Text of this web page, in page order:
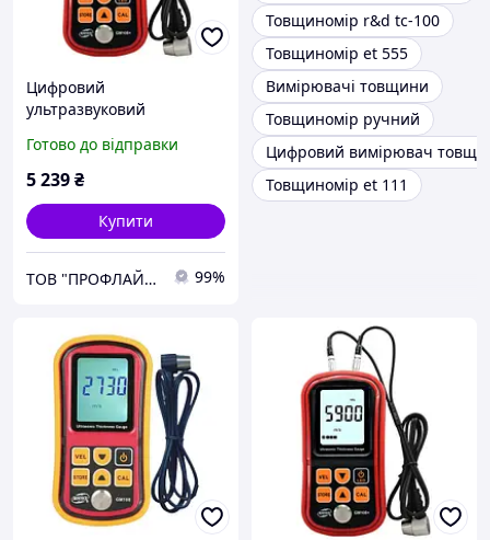
Цифровий
ультразвуковий
BENETECH GM100X
Готово до відправки
5 239₴
Купити
ТОВ "ПРОФЛАЙН 2000" 99%
Товщиномір r&d tc-100
Товщиномір et 555
Вимірювачі товщини
Товщиномір ручний
Цифровий вимірювач
Товщиномір et 111